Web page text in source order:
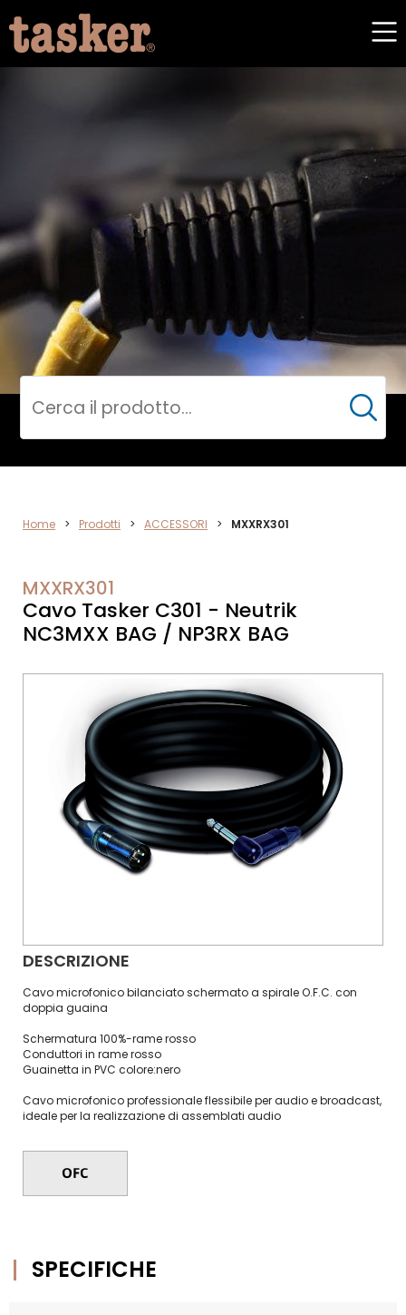
ACCESSORI
Cerca
Home > Prodotti > ACCESSORI > MXXRX301
MXXRX301
Cavo Tasker C301 - Neutrik
NC3MXX BAG / NP3RX BAG
DESCRIZIONE
Cavo microfonico bilanciato schermato a spirale O.F.C. con
doppia guaina
Schermatura 100%-rame rosso
Conduttori in rame rosso
Guainetta in PVC colore:nero
Cavo microfonico professionale flessibile per audio e broadcast,
ideale per la realizzazione di assemblati audio
SPECIFICHE